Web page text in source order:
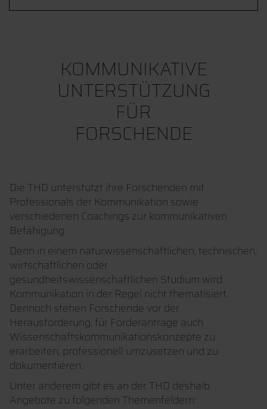
KOMMUNIKATIVE
UNTERSTÜTZUNG
FÜR
FORSCHENDE
Die THD unterstützt ihre Forschenden mit
Professionals der Kommunikation sowie
verschiedenen Coachings zur kommunikativen
Befähigung.
Denn in einem naturwissenschaftlichen, technischen,
wirtschaftlichen oder
gesundheitswissenschaftlichen Studium wird
Kommunikation in der Regel nicht thematisiert.
Dennoch stehen Forschende vor der
Herausforderung, für Förderanträge auch
Wissenschaftskommunikationskonzepte zu
erarbeiten, professionell umzusetzen und zu
dokumentieren.
Unter anderem gibt es an der THD deshalb
Angebote zu folgenden Themenfeldern: